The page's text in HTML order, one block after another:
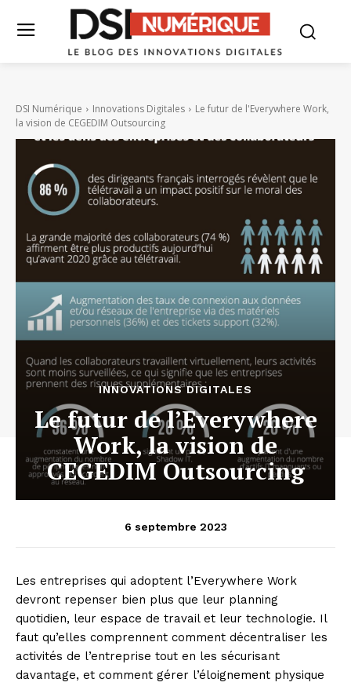
DSI Numérique Innovations Digitales
Le futur de l'Everywhere Work,
la vision de CEGEDIM Outsourcing
INNOVATIONS DIGITALES
Le futur de l’Everywhere
Work, la vision de
CEGEDIM Outsourcing
6 septembre 2023
Les entreprises qui adoptent l’Everywhere Work
devront repenser bien plus que leur planning
quotidien, leur espace de travail et leur technologie. Il
faut qu’elles comprennent comment décentraliser les
activités de l’entreprise tout en les sécurisant
davantage, et comment gérer l’éloignement physique